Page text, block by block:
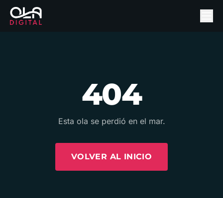
404
Esta ola se perdió en el mar.
VOLVER AL INICIO